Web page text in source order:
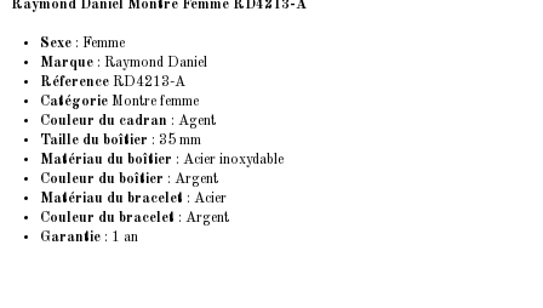
Raymond Daniel Montre Femme RD4213-A
Sexe : Femme
Marque : Raymond Daniel
Réference RD4213-A
Catégorie Montre femme
Couleur du cadran : Agent
Taille du boîtier : 35 mm
Matériau du boîtier : Acier inoxydable
Couleur du boîtier : Argent
Matériau du bracelet : Acier
Couleur du bracelet : Argent
Garantie : 1 an